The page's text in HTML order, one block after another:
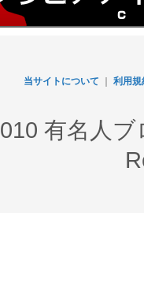
当サイトについて 利用規
有名人